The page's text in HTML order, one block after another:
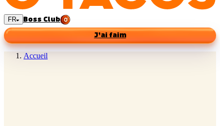
FR
Boss Club
J’ai faim
Accueil